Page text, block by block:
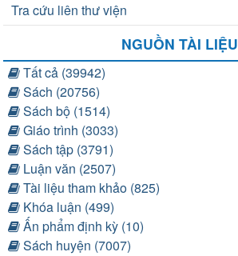
Tra cứu liên thư viện
NGUỒN TÀI LIỆU
Tất cả (39942)
Sách (20756)
Sách bộ (1514)
Giáo trình (3033)
Sách tập (3791)
Luận văn (2507)
Tài liệu tham khảo (825)
Khóa luận (499)
Ấn phẩm định kỳ (10)
Sách huyện (7007)